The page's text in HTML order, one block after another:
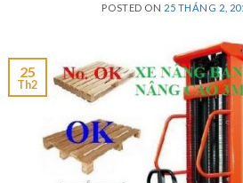
POSTED ON 25 THÁNG 2,
25
Th2